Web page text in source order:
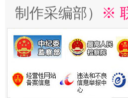
制作采编部）
※